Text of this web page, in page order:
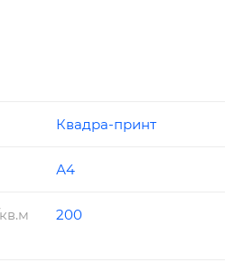
Квадра-принт
А4
200